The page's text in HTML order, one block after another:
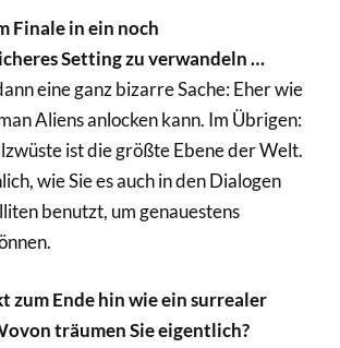
Finale in ein noch
Setting zu verwandeln …
eine ganz bizarre Sache: Eher wie
Aliens anlocken kann. Im Übrigen:
ist die größte Ebene der Welt.
wie Sie es auch in den Dialogen
benutzt, um genauestens
zum Ende hin wie ein surrealer
träumen Sie eigentlich?